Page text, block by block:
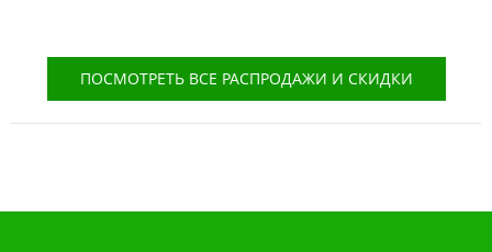
ПОСМОТРЕТЬ ВСЕ РАСПРОДАЖИ И СКИДКИ